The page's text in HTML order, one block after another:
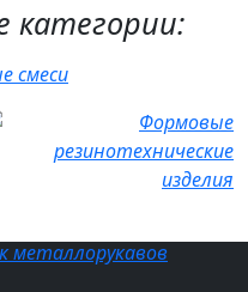
категории:
смеси
металлорукавов